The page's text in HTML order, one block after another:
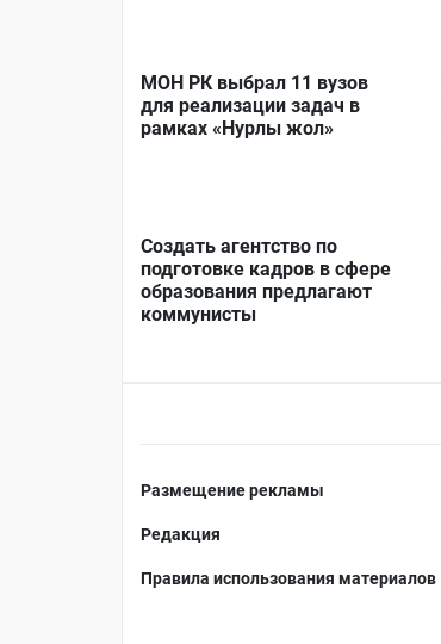
МОН РК выбрал 11 вузов
для реализации задач в
рамках «Нурлы жол»
Создать агентство по
подготовке кадров в сфере
образования предлагают
коммунисты
Размещение рекламы
Редакция
Правила использования материалов